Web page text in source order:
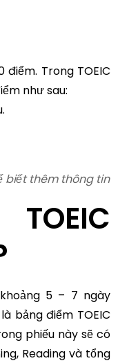
điểm. Trong TOEIC
như sau:
biết thêm thông tin
5 – 7 ngày
bảng điểm TOEIC
phiếu này sẽ có
Reading và tổng